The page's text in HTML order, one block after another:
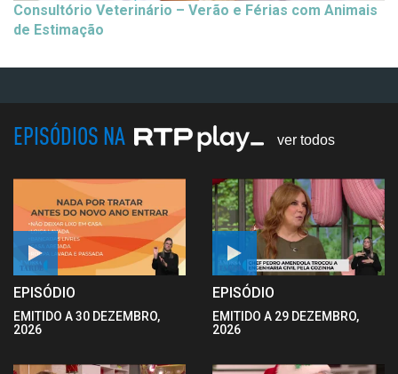
Consultório Veterinário – Verão e Férias com Animais
de Estimação
EPISÓDIOS NA ver todos
EPISÓDIO
EMITIDO A 30 DEZEMBRO,
2026
EPISÓDIO
EMITIDO A 29 DEZEMBRO,
2026